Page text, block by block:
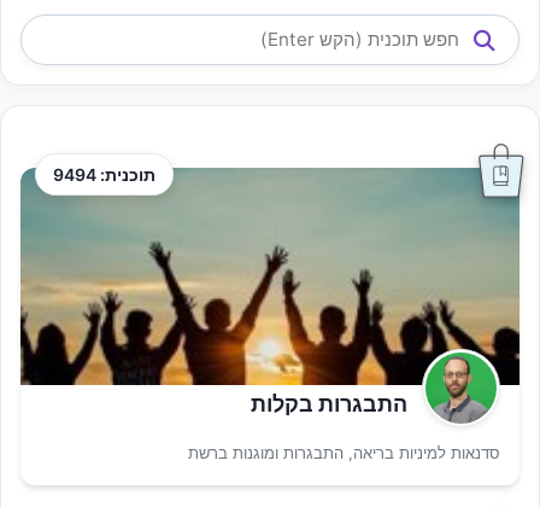
תוכנית: 9494
התבגרות בקלות
סדנאות למיניות בריאה, התבגרות ומוגנות ברשת